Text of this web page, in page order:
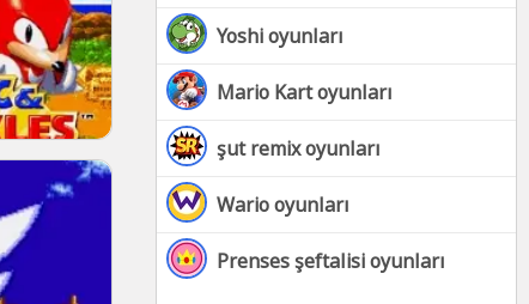
Yoshi oyunları
Mario Kart oyunları
şut remix oyunları
Wario oyunları
Prenses şeftalisi oyunları